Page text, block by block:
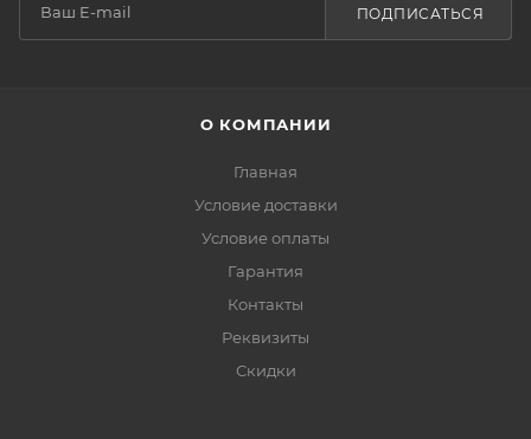
ПОДПИСАТЬСЯ
О КОМПАНИИ
Главная
Условие доставки
Условие оплаты
Гарантия
Контакты
Реквизиты
Скидки